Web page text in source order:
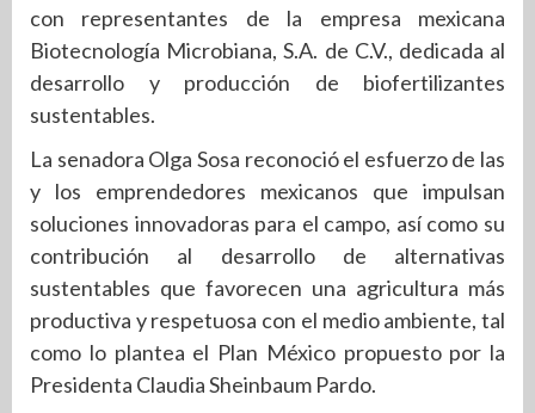
con representantes de la empresa mexicana
Biotecnología Microbiana, S.A. de C.V., dedicada al
desarrollo y producción de biofertilizantes
sustentables.
La senadora Olga Sosa reconoció el esfuerzo de las
y los emprendedores mexicanos que impulsan
soluciones innovadoras para el campo, así como su
contribución al desarrollo de alternativas
sustentables que favorecen una agricultura más
productiva y respetuosa con el medio ambiente, tal
como lo plantea el Plan México propuesto por la
Presidenta Claudia Sheinbaum Pardo.